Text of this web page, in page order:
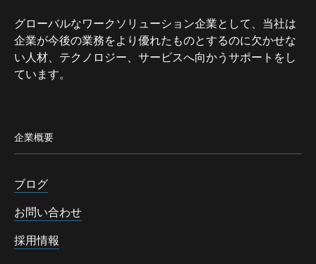
グローバルなワークソリューション企業として、当社は
企業が今後の業務をより優れたものとするのに欠かせな
い人材、テクノロジー、サービスへ向かうサポートをし
ています。
企業概要
ブログ
お問い合わせ
採用情報